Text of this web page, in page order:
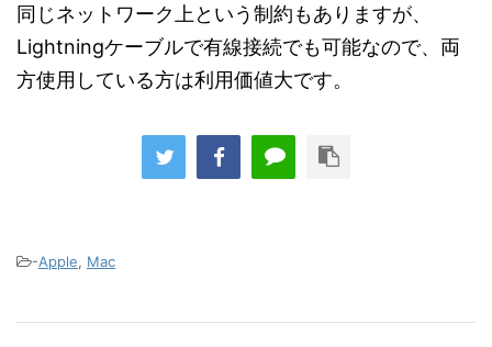
同じネットワーク上という制約もありますが、
Lightningケーブルで有線接続でも可能なので、両
方使用している方は利用価値大です。
-Apple, Mac